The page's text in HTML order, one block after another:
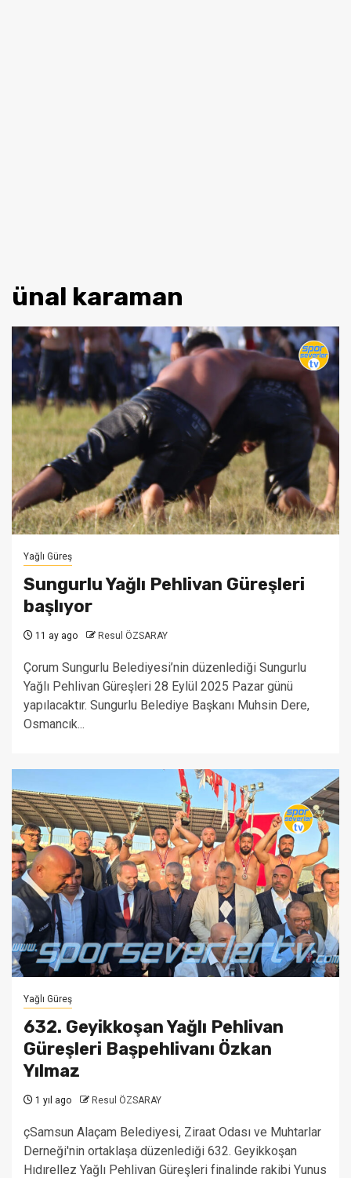
ünal karaman
Yağlı Güreş
Sungurlu Yağlı Pehlivan Güreşleri
başlıyor
11 ay ago Resul ÖZSARAY
Çorum Sungurlu Belediyesi’nin düzenlediği Sungurlu
Yağlı Pehlivan Güreşleri 28 Eylül 2025 Pazar günü
yapılacaktır. Sungurlu Belediye Başkanı Muhsin Dere,
Osmancık...
Yağlı Güreş
632. Geyikkoşan Yağlı Pehlivan
Güreşleri Başpehlivanı Özkan
Yılmaz
1 yıl ago Resul ÖZSARAY
çSamsun Alaçam Belediyesi, Ziraat Odası ve Muhtarlar
Derneği'nin ortaklaşa düzenlediği 632. Geyikkoşan
Hıdırellez Yağlı Pehlivan Güreşleri finalinde rakibi Yunus